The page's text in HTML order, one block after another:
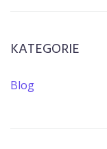
KATEGORIE
Blog